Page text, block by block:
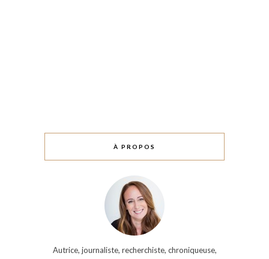
À PROPOS
Autrice, journaliste, recherchiste, chroniqueuse,